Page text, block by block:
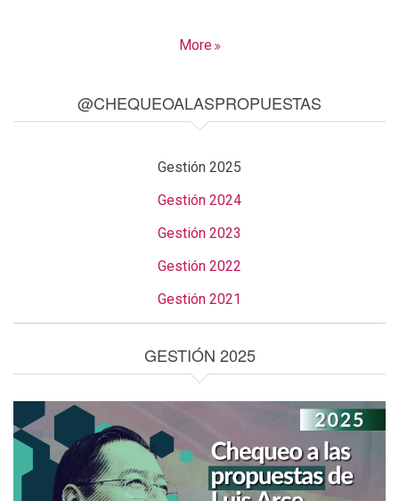
More
@CHEQUEOALASPROPUESTAS
Gestión 2025
Gestión 2024
Gestión 2023
Gestión 2022
Gestión 2021
GESTIÓN 2025